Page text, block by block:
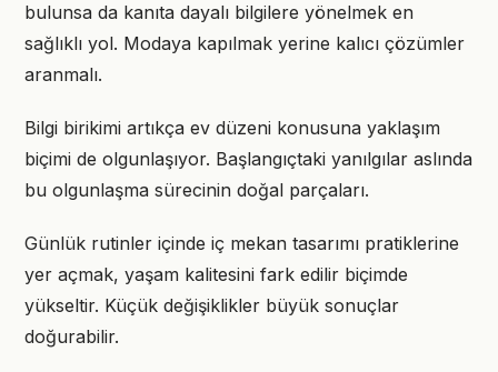
bulunsa da kanıta dayalı bilgilere yönelmek en
sağlıklı yol. Modaya kapılmak yerine kalıcı çözümler
aranmalı.
Bilgi birikimi artıkça ev düzeni konusuna yaklaşım
biçimi de olgunlaşıyor. Başlangıçtaki yanılgılar aslında
bu olgunlaşma sürecinin doğal parçaları.
Günlük rutinler içinde iç mekan tasarımı pratiklerine
yer açmak, yaşam kalitesini fark edilir biçimde
yükseltir. Küçük değişiklikler büyük sonuçlar
doğurabilir.